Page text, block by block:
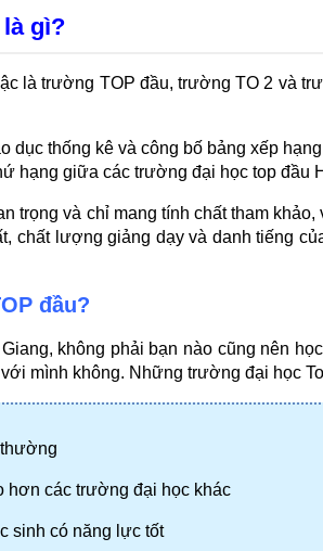
gì?
là trường TOP đầu, trường TO 2 và
dục thống kê và công bố bảng xếp
hạng giữa các trường đại học top đầu
trọng và chỉ mang tính chất tham
chất lượng giảng dạy và danh tiếng
đầu?
không phải bạn nào cũng nên
mình không. Những trường đại học
hơn các trường đại học khác
sinh có năng lực tốt